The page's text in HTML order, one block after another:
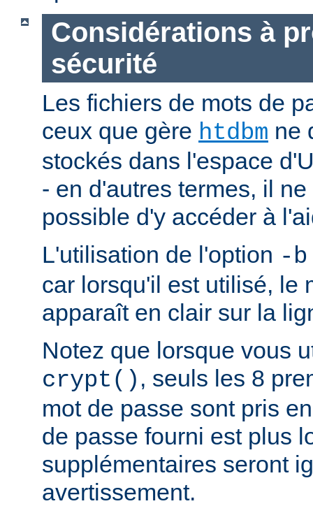
Considérations à
sécurité
Les fichiers de mots de
ceux que gère htdbm ne
stockés dans l'espace
- en d'autres termes, il
possible d'y accéder à
L'utilisation de l'option -b
car lorsqu'il est utilisé, le
apparaît en clair sur la
Notez que lorsque vous
crypt() , seuls les 8
mot de passe sont pris
de passe fourni est plus
supplémentaires seront
avertissement.